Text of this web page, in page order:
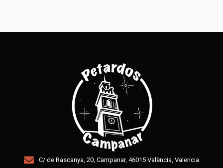
C/ de Rascanya, 20, Campanar, 46015 València, Valencia